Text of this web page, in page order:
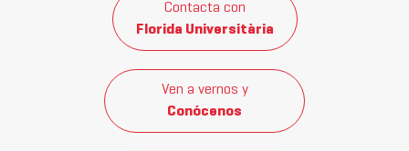
Contacta con
Florida Universitària
Ven a vernos y
Conócenos